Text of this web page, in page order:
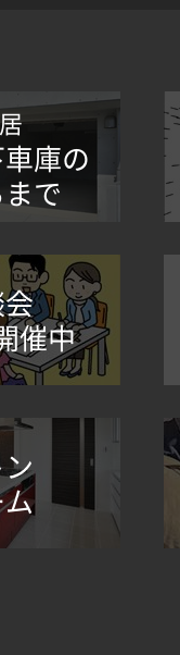
庫の
で
催中